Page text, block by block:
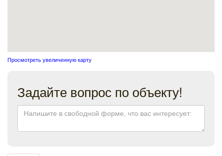
Просмотреть увеличенную карту
Задайте вопрос по объекту!